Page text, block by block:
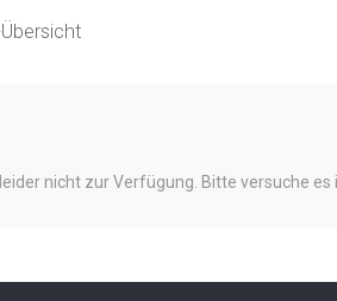
nicht zur Verfügung. Bitte versuche es